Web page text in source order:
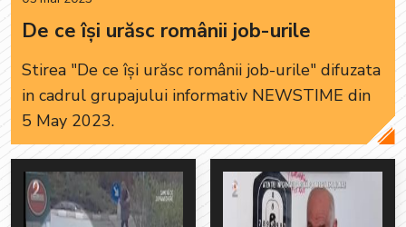
De ce își urăsc românii job-urile
Stirea "De ce își urăsc românii job-urile" difuzata
in cadrul grupajului informativ NEWSTIME din
5 May 2023.